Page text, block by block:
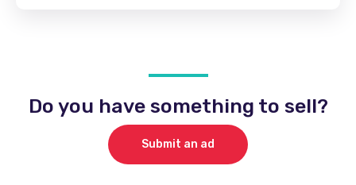
Do you have something to sell?
Submit an ad